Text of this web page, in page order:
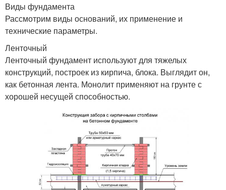
Виды фундамента
Рассмотрим виды оснований, их применение и
технические параметры.
Ленточный
Ленточный фундамент используют для тяжелых
конструкций, построек из кирпича, блока. Выглядит он,
как бетонная лента. Монолит применяют на грунте с
хорошей несущей способностью.